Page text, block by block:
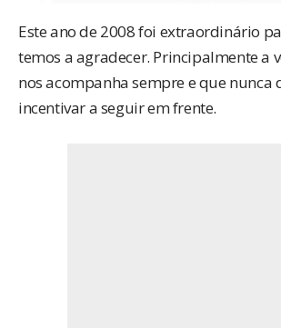
Este ano de 2008 foi extraordinário
temos a agradecer. Principalmente a
nos acompanha sempre e que nunca
incentivar a seguir em frente.